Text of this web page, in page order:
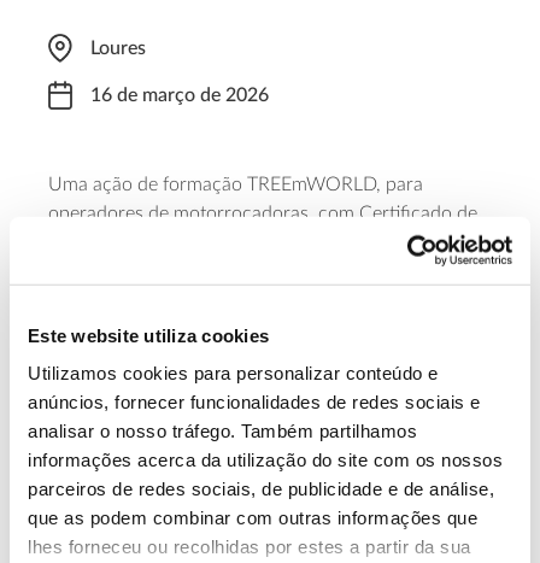
Este website utiliza cookies
Utilizamos cookies para personalizar conteúdo e
anúncios, fornecer funcionalidades de redes sociais e
analisar o nosso tráfego. Também partilhamos
informações acerca da utilização do site com os nossos
parceiros de redes sociais, de publicidade e de análise,
que as podem combinar com outras informações que
lhes forneceu ou recolhidas por estes a partir da sua
Loures
16 de março de 2026
Uma ação de formação TREEmWORLD, para
operadores de motorroçadoras , com Certificado de
. Decorre nos dias 16, 17 e 23
de março de 2026, das 09h00 às 17h30, e no dia 24,
Saber mais
13.07.2026
Genoma do priolo e de outras espécies em risco:
conhecer para conservar